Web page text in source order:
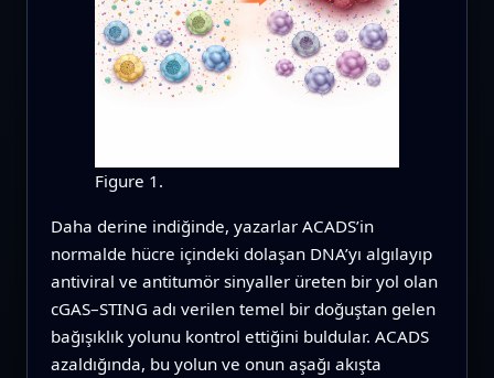
Figure 1.
Daha derine indiğinde, yazarlar ACADS’in
normalde hücre içindeki dolaşan DNA’yı algılayıp
antiviral ve antitumör sinyaller üreten bir yol olan
cGAS–STING adı verilen temel bir doğuştan gelen
bağışıklık yolunu kontrol ettiğini buldular. ACADS
azaldığında, bu yolun ve onun aşağı akışta